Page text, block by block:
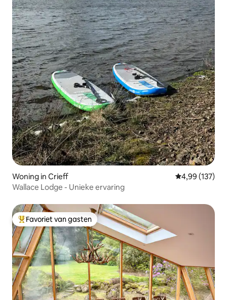
Woning in Crieff Gemiddelde
4,99 (137)
Wallace Lodge - Unieke ervaring
Topfavoriet van gasten
Favoriet van gasten